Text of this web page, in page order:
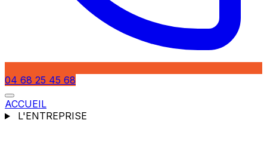
04 68 25 45 68
ACCUEIL
L'ENTREPRISE